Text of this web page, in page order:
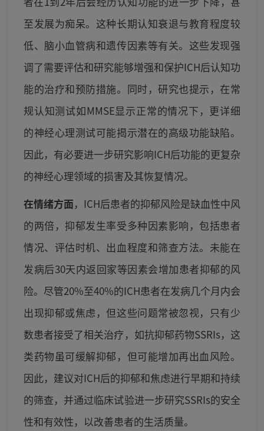
至发展为痴呆。这种长期认知衰退与教育程度较
低、脑小血管病和遗传因素等有关。这些发现强
调了需要评估和研究能够增强和保护ICH后认知功
能的治疗和预防措施。同时，研究也提示，在常
规认知测试如MMSE显示正常的情况下，更详细
的神经心理测试可能揭示潜在的高级功能缺陷。
因此，有必要进一步研究影响ICH后功能的更复杂
的神经心理领域的损害及其恢复情况。
在情绪方面，ICH后患者的抑郁风险是缺血性中风
的两倍，抑郁发生率受多种因素影响，包括患者
情况、评估时机、出血程度和筛查方法。未能在
发病后30天内返回家等因素会增加患者抑郁的风
险。尽管20%至40%的ICH患者在发病几个月内会
出现抑郁或焦虑，但这些问题常被忽视，只有少
数患者接受了相关治疗，如抗抑郁药物SSRIs，这
类药物虽可缓解抑郁，但可能增加再出血风险。
因此，建议对ICH后的抑郁和焦虑进行早期和持续
的筛查，并通过临床试验进一步研究SSRIs的安全
性和有效性，以改善患者的生活质量。